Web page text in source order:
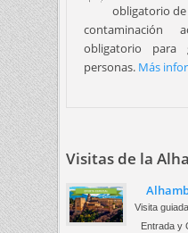
obligatorio
contaminación
obligatorio
personas. Más
Visitas de la
Visita
Entrada y